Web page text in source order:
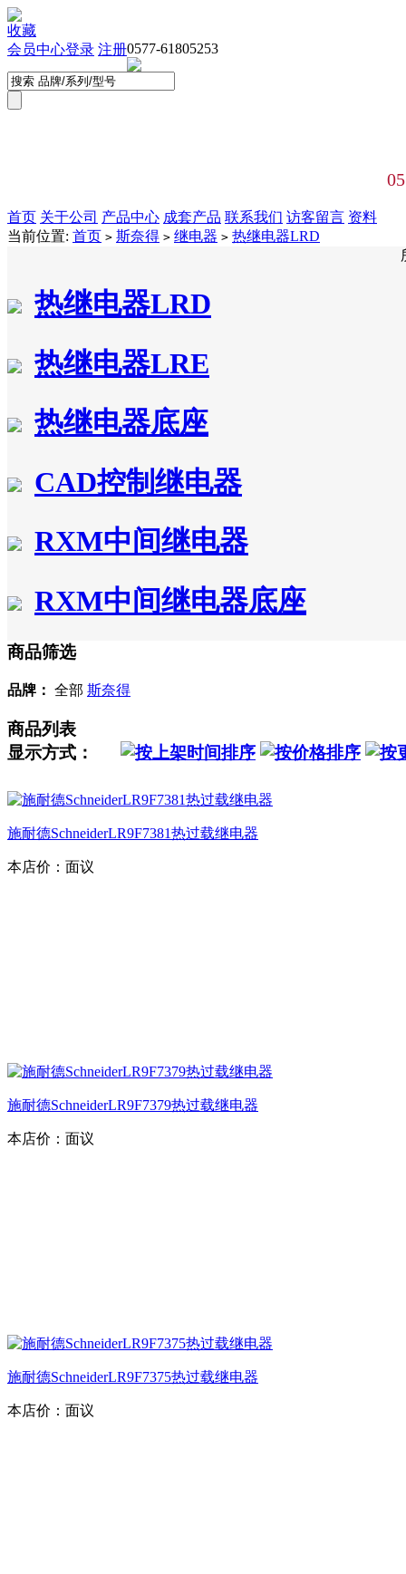
收藏
0577-61805253
登录 注册
会员中心
首页 关于公司 产品中心 成套产品 联系我们 访客留言 资料
当前位置: 首页 > 斯奈得 > 继电器 > 热继电器LRD
热继电器LRD
热继电器LRE
热继电器底座
CAD控制继电器
RXM中间继电器
RXM中间继电器底座
商品筛选
品牌： 全部 斯奈得
商品列表
显示方式：
施耐德SchneiderLR9F7381热过载继电器
本店价： 面议
施耐德SchneiderLR9F7379热过载继电器
本店价： 面议
施耐德SchneiderLR9F7375热过载继电器
本店价： 面议